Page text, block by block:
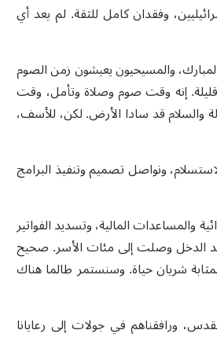
الفلسطينيين والإسرائيليين، وفقدان كامل للثقة. لم يعد أي
والمسيحيون يعيشون زمن الصوم
قليلة. إنه وقت صوم وصلاة وتأمل، وقت
والسلام قد سادا الأرض. لكن، للأسف،
ونواصل تصميم وتنفيذ البرامج
والمساعدات المالية، وتسديد الفواتير
الدخل وصلت إلى مئات الأسر. صحيح
شريان حياة. وسنستمر طالما هناك
ورافقناهم في جولات إلى رعايانا